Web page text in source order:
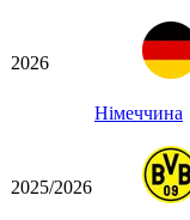
2026
Німеччина
2025/2026